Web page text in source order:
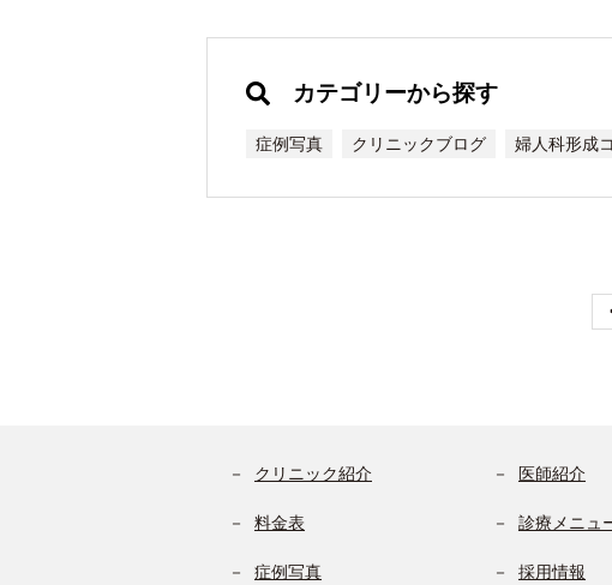
カテゴリーから探す
症例写真 クリニックブログ 婦人科形成
クリニック紹介 医師紹介
料金表 診療メニュ
症例写真 採用情報